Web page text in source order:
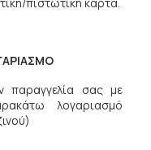
παραγγελία σας με
λογαριασμό